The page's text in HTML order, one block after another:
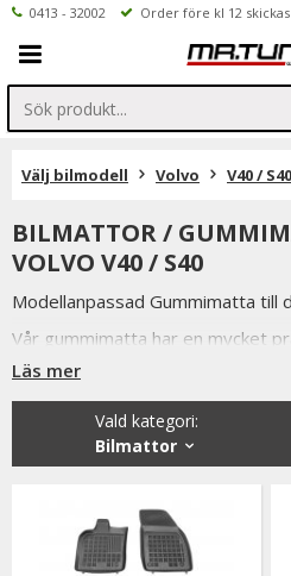
0413 - 32002 Order före kl 12
Välj bilmodell Volvo V40 / S40
BILMATTOR /
VOLVO V40 / S40
Modellanpassad Gummimatta till
Vår gummimatta har en mycket
förhöjd kant som gör att smuts
Något som även är mycket
Bilmattorna i svart utförande är
Vi har valt att lagerföra just
bevisat sig hålla en hög kvalitet
Läs mer
Vald kategori:
Bilmattor